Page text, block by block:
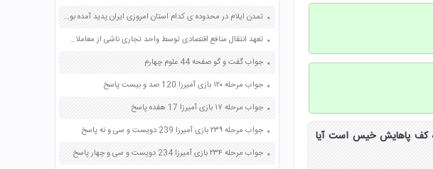
هشتم کسی که کف پاهایش خیس است آیا
تمدن ایلام در محدوده ی کدام استان امروزی ایران پدید آمده بود صفحه 40 مطالعات اجتماعی چهارم
تعهد انتقال منافع اقتصادی توسط واحد تجاری ناشی از معاملات یا سایر رویدادهای گذشته
جواب گفت و گو صفحه 44 علوم چهارم
جواب مرحله ۱۲۰ بازی آمیرزا 120 صد و بیست پاسخ
جواب مرحله ۱۷ بازی آمیرزا 17 هفده پاسخ
جواب مرحله ۲۳۹ بازی آمیرزا 239 دویست و سی و نه پاسخ
جواب مرحله ۲۳۴ بازی آمیرزا 234 دویست و سی و چهار پاسخ